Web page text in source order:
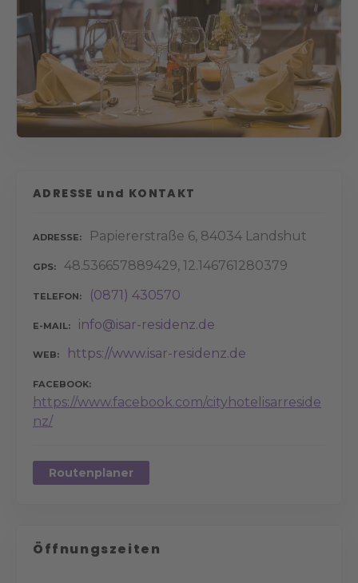
ADRESSE und KONTAKT
ADRESSE Papiererstraße 6, 84034 Landshut
GPS 48.536657889429, 12.146761280379
TELEFON (0871) 430570
E-MAIL info@isar-residenz.de
WEB https://www.isar-residenz.de
FACEBOOK
https://www.facebook.com/cityhotelisarreside
nz/
Routenplaner
Öffnungszeiten